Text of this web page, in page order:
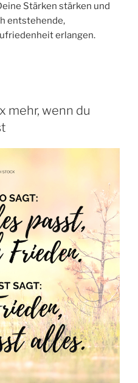
Stärken stärken und
entstehende,
erlangen.
mehr, wenn du